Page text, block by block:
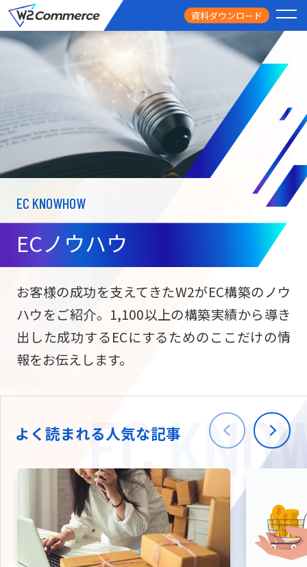
資料ダウンロード
サービス
ECサイト構築
サブスク/定期通販
ECサイト構築
海外進出・現地
W2
拡張プラグイン一覧
PRICE
料金
FEATURE
導入事例
USEFUL
お役立ち情報
NEWS
ニュース
会社情報
TW
EC KNOWHOW
ECノウハウ
お客様の成功を支えてきたW2がEC構築のノウ
ハウをご紹介。1,100以上の構築実績から導き
出した成功するECにするためのここだけの情
報をお伝えします。
よく読まれる人気な記事